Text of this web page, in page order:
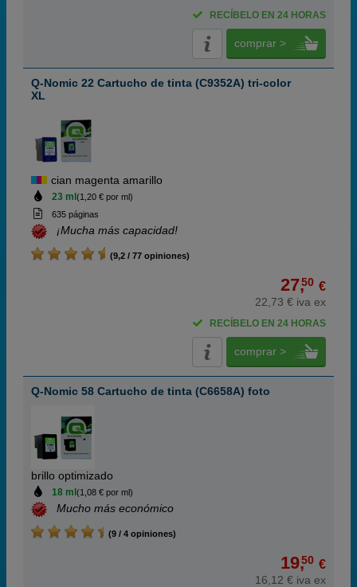
RECÍBELO EN 24 HORAS
comprar >
Q-Nomic 22 Cartucho de tinta (C9352A) tri-color
XL
cian magenta amarillo
23 ml (1,20 € por ml)
635 páginas
¡Mucha más capacidad!
(9,2 / 77 opiniones)
27,50 €
22,73 € iva ex
RECÍBELO EN 24 HORAS
comprar >
Q-Nomic 58 Cartucho de tinta (C6658A) foto
brillo optimizado
18 ml (1,08 € por ml)
Mucho más económico
(9 / 4 opiniones)
19,50 €
16,12 € iva ex